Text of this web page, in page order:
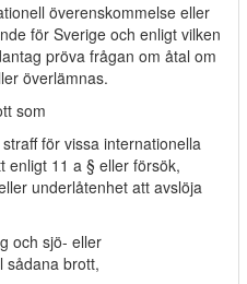
överenskommelse eller
för Sverige och enligt vilken
pröva frågan om åtal om
överlämnas.
som
för vissa internationella
enligt 11 a § eller försök,
underlåtenhet att avslöja
och sjö- eller
sådana brott,